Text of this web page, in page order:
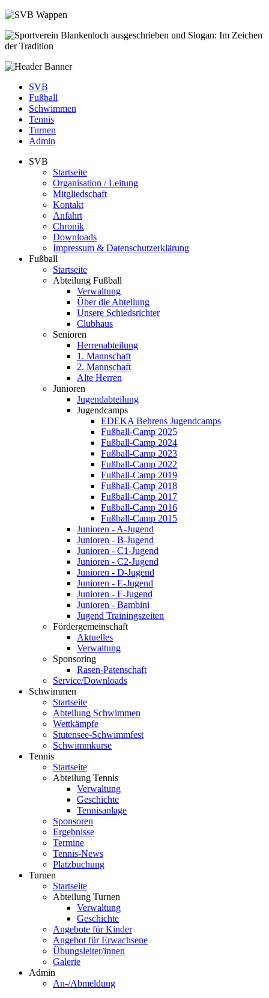
SVB
Fußball
Schwimmen
Tennis
Turnen
Admin
SVB
Startseite
Organisation / Leitung
Mitgliedschaft
Kontakt
Anfahrt
Chronik
Downloads
Impressum & Datenschutzerklärung
Fußball
Startseite
Abteilung Fußball
Verwaltung
Über die Abteilung
Unsere Schiedsrichter
Clubhaus
Senioren
Herrenabteilung
1. Mannschaft
2. Mannschaft
Alte Herren
Junioren
Jugendabteilung
Jugendcamps
EDEKA Behrens Jugendcamps
Fußball-Camp 2025
Fußball-Camp 2024
Fußball-Camp 2023
Fußball-Camp 2022
Fußball-Camp 2019
Fußball-Camp 2018
Fußball-Camp 2017
Fußball-Camp 2016
Fußball-Camp 2015
Junioren - A-Jugend
Junioren - B-Jugend
Junioren - C1-Jugend
Junioren - C2-Jugend
Junioren - D-Jugend
Junioren - E-Jugend
Junioren - F-Jugend
Junioren - Bambini
Jugend Trainingszeiten
Fördergemeinschaft
Aktuelles
Verwaltung
Sponsoring
Rasen-Patenschaft
Service/Downloads
Schwimmen
Startseite
Abteilung Schwimmen
Wettkämpfe
Stutensee-Schwimmfest
Schwimmkurse
Tennis
Startseite
Abteilung Tennis
Verwaltung
Geschichte
Tennisanlage
Sponsoren
Ergebnisse
Termine
Tennis-News
Platzbuchung
Turnen
Startseite
Abteilung Turnen
Verwaltung
Geschichte
Angebote für Kinder
Angebot für Erwachsene
Übungsleiter/innen
Galerie
Admin
An-/Abmeldung